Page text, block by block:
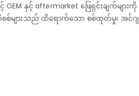
နှင့် aftermarket ဖြေရှင်းချက်မျ
စ်များသည် ထိရောက်သော စစ်ထုတ်မှု၊ အင်